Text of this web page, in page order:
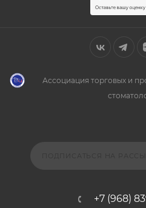
Ассоциация торговых и
+7 (968)